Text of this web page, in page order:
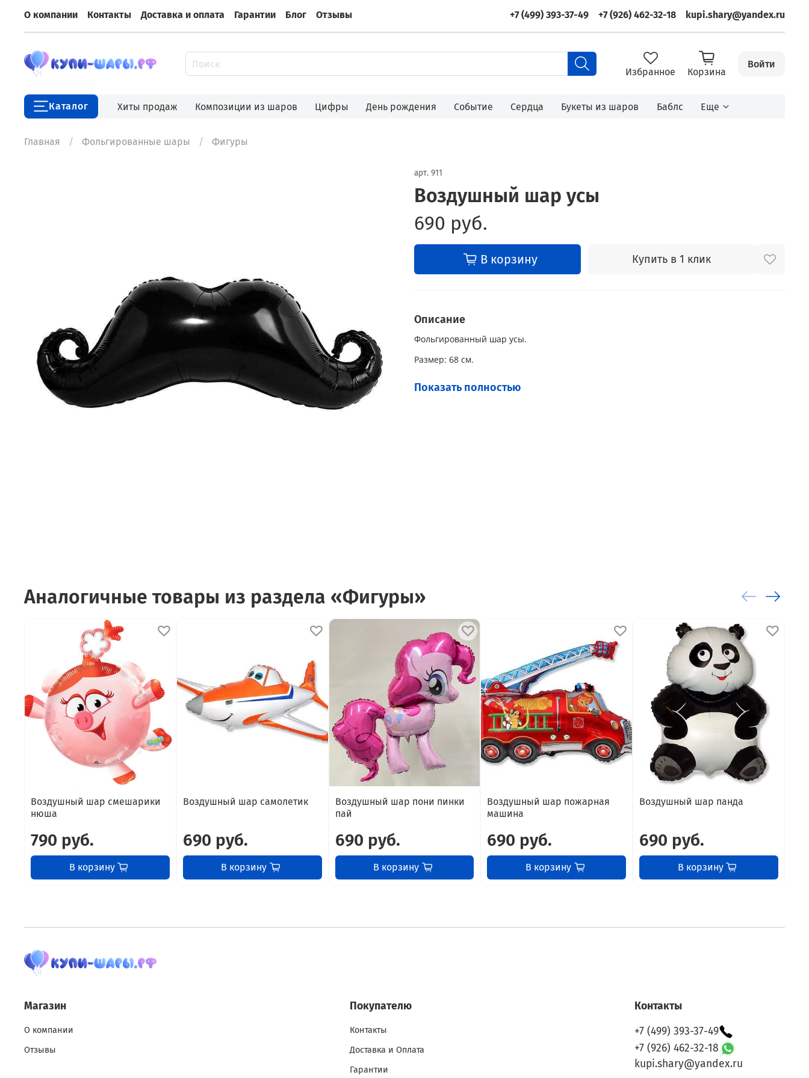
О компании Контакты Доставка и оплата Гарантии Блог Отзывы +7 (499) 393-37-49 +7 (926) 462-32-18 kupi.shary@yandex.ru
Избранное Корзина
Войти
Каталог Хиты продаж Композиции из шаров Цифры День рождения Событие Сердца Букеты из шаров Баблс Еще
Главная Фольгированные шары Фигуры
арт. 911
Воздушный шар усы
690 руб.
В корзину Купить в 1 клик
Описание
Фольгированный шар усы.
Размер: 68 см.
Показать полностью
Аналогичные товары из раздела «Фигуры»
Воздушный шар смешарики
нюша
790 руб.
В корзину
Воздушный шар самолетик
690 руб.
В корзину
Воздушный шар пони пинки
пай
690 руб.
В корзину
Воздушный шар пожарная
машина
690 руб.
В корзину
Воздушный шар панда
690 руб.
В корзину
Магазин
О компании
Отзывы
Покупателю
Контакты
Доставка и Оплата
Гарантии
Контакты
+7 (499) 393-37-49
+7 (926) 462-32-18
kupi.shary@yandex.ru